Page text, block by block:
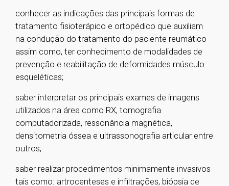
conhecer as indicações das principais formas de
tratamento fisioterápico e ortopédico que auxiliam
na condução do tratamento do paciente reumático
assim como, ter conhecimento de modalidades de
prevenção e reabilitação de deformidades músculo
esqueléticas;
saber interpretar os principais exames de imagens
utilizados na área como RX, tomografia
computadorizada, ressonância magnética,
densitometria óssea e ultrassonografia articular entre
outros;
saber realizar procedimentos minimamente invasivos
tais como: artrocenteses e infiltrações, biópsia de